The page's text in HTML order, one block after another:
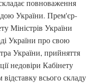
повноваження
України. Прем'єр-
Міністрів України
України про свою
України, прийняття
недовіри Кабінету
всього складу